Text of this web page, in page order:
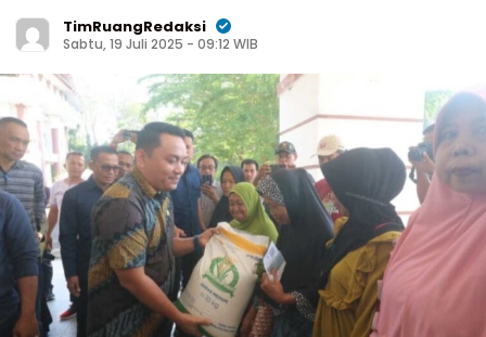
TimRuangRedaksi
Sabtu, 19 Juli 2025 - 09:12 WIB